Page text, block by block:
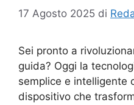
17 Agosto 2025 di
Sei pronto a
guida? Oggi la
semplice e intelligente
dispositivo che